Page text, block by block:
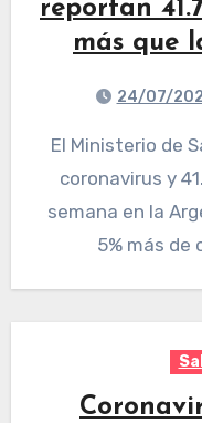
reportan
más que
24/07/
El Ministerio de Salud reportó 76 muertes por
coronavirus y
semana en la
5% más de